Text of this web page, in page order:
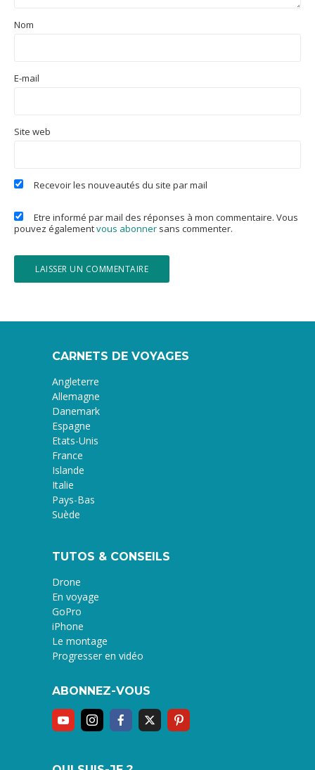
Nom
E-mail
Site web
Recevoir les nouveautés du site par mail
Etre informé par mail des réponses à mon commentaire. Vous
pouvez égalementvous abonner sans commenter.
CARNETS DE VOYAGES
Angleterre
Allemagne
Danemark
Espagne
Etats-Unis
France
Islande
Italie
Pays-Bas
Suède
TUTOS & CONSEILS
Drone
En voyage
GoPro
iPhone
Le montage
Progresser en vidéo
ABONNEZ-VOUS